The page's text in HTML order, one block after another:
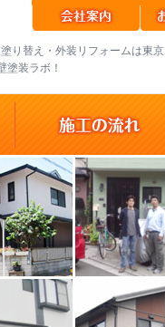
り替え・外装リフォームは東京
塗装ラボ！